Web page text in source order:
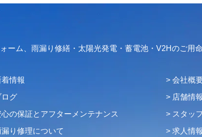
ーム、雨漏り修繕・太陽光発電・蓄電池・V2Hのご用
情報
ログ
心の保証とアフターメンテナンス
り修理について
会社概
店舗情報
スタッ
求人情報